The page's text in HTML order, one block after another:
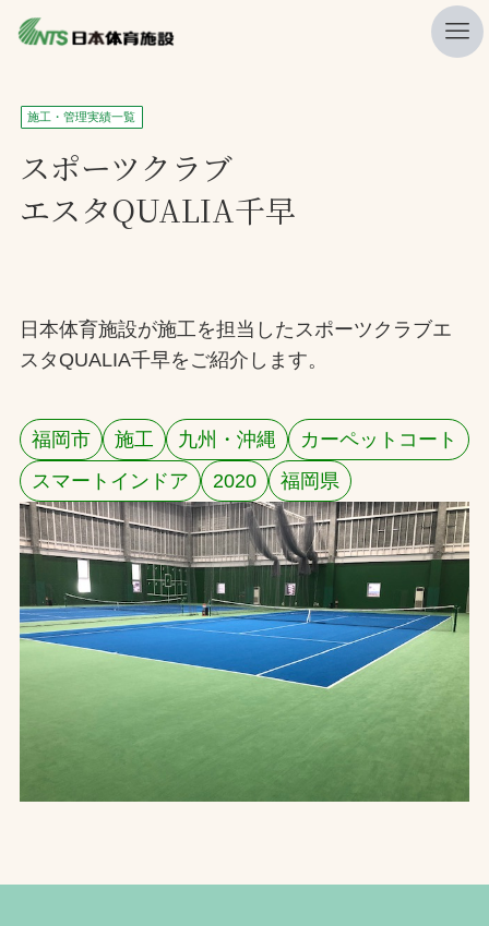
私たちの強み
ニュース
プレスリリース
施工・管理実績一覧
会社概要
採用情報
お問合せ
お取引先の皆様へ
プライバシーポリシー
ソーシャルメディアポリシー
施工・管理実績一覧
スポーツクラブ
エスタQUALIA千早
日本体育施設が施工を担当したスポーツクラブエ
スタQUALIA千早をご紹介します。
福岡市 施工 九州・沖縄
カーペットコート
スマートインドア
2020 福岡県